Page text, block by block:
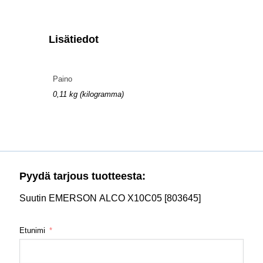
Lisätiedot
Paino
0,11 kg (kilogramma)
Pyydä tarjous tuotteesta:
Suutin EMERSON ALCO X10C05 [803645]
Etunimi